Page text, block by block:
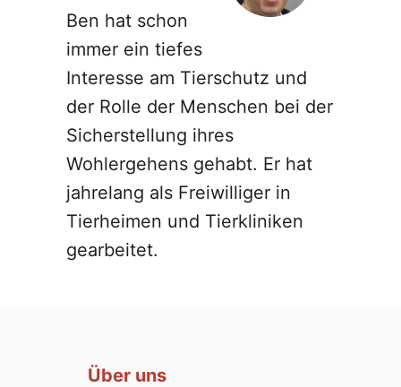
Ben hat schon
immer ein tiefes
Interesse am Tierschutz und
der Rolle der Menschen bei der
Sicherstellung ihres
Wohlergehens gehabt. Er hat
jahrelang als Freiwilliger in
Tierheimen und Tierkliniken
gearbeitet.
Über uns